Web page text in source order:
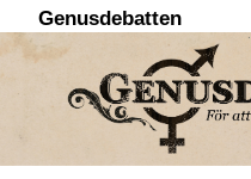
Genusdebatten